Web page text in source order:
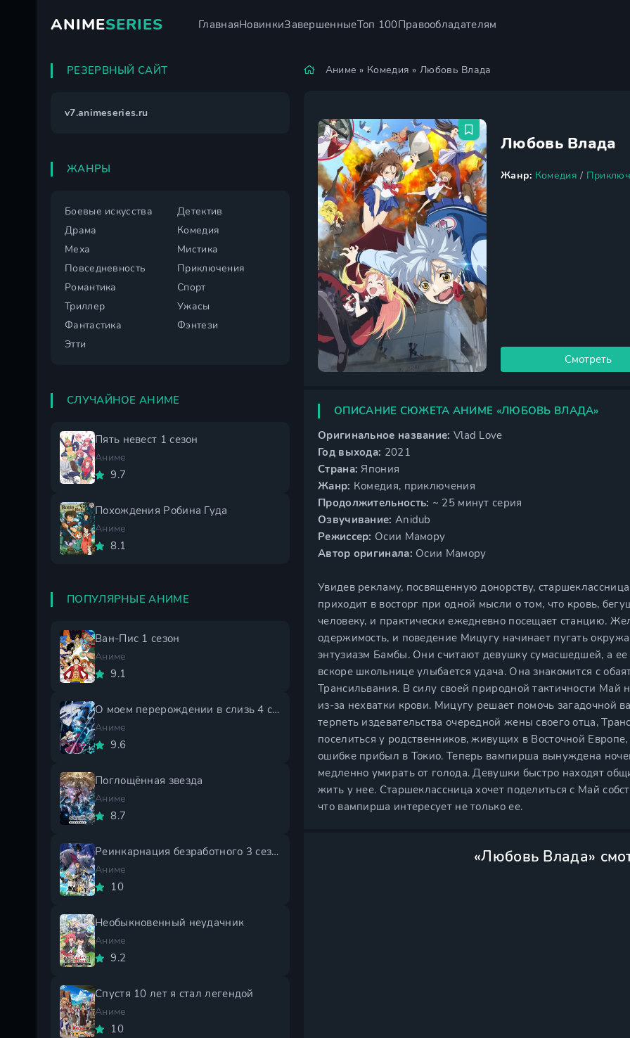
ANIMESERIES ГлавнаяНовинкиЗавершенныеТоп 100Правообладателям
Аниме » Комедия » Любовь Влада
Любовь Влада
Жанр: Комедия /
Смотреть
ОПИСАНИЕ СЮЖЕТА АНИМЕ «ЛЮБОВЬ ВЛАДА»
Оригинальное название: Vlad Love
Год выхода: 2021
Страна: Япония
Жанр: Комедия, приключения
Продолжительность: ~ 25 минут серия
Озвучивание: Anidub
Режиссер: Осии Мамору
Автор оригинала: Осии Мамору
Увидев рекламу, посвященную донорству,
приходит в восторг при одной мысли о том, что кровь,
человеку, и практически ежедневно посещает станцию.
одержимость, и поведение Мицугу начинает пугать
энтузиазм Бамбы. Они считают девушку сумасшедшей, а
вскоре школьнице улыбается удача. Она знакомится с
Трансильвания. В силу своей природной тактичности Май
из-за нехватки крови. Мицугу решает помочь загадочной
терпеть издевательства очередной жены своего отца,
поселиться у родственников, живущих в Восточной
ошибке прибыл в Токио. Теперь вампирша вынуждена
медленно умирать от голода. Девушки быстро находят
жить у нее. Старшеклассница хочет поделиться с Май
что вампирша интересует не только ее.
«Любовь Влада»
РЕЗЕРВНЫЙ САЙТ
v7.animeseries.ru
ЖАНРЫ
Боевые искусства
Детектив
Драма
Комедия
Меха
Мистика
Повседневность
Приключения
Романтика
Спорт
Триллер
Ужасы
Фантастика
Фэнтези
Этти
СЛУЧАЙНОЕ АНИМЕ
Пять невест 1 сезон
Аниме
9.7
Похождения Робина Гуда
Аниме
8.1
ПОПУЛЯРНЫЕ АНИМЕ
Ван-Пис 1 сезон
Аниме
9.1
О моем перерождении в слизь 4 сезон
Аниме
9.6
Поглощённая звезда
Аниме
8.7
Реинкарнация безработного 3 сезон
Аниме
10
Необыкновенный неудачник
Аниме
9.2
Спустя 10 лет я стал легендой
Аниме
10